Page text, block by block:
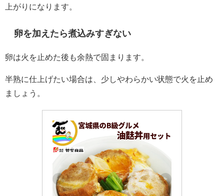
上がりになります。
卵を加えたら煮込みすぎない
卵は火を止めた後も余熱で固まります。
半熟に仕上げたい場合は、少しやわらかい状態で火を止め
ましょう。